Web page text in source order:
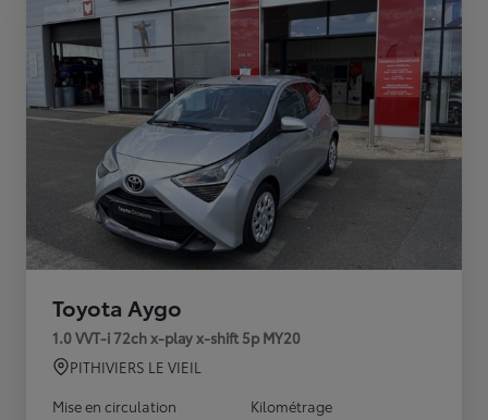
Toyota Aygo
1.0 VVT-i 72ch x-play x-shift 5p MY20
PITHIVIERS LE VIEIL
Mise en circulation
Kilométrage